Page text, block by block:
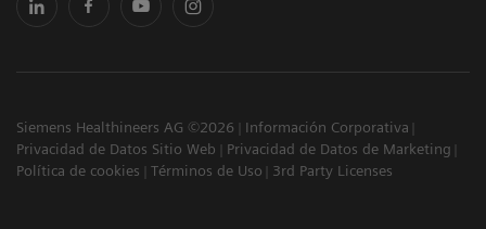
Siemens Healthineers AG ©2026
Información Corporativa
Privacidad de Datos Sitio Web
Privacidad de Datos de Marketing
Política de cookies
Términos de Uso 3rd Party Licenses